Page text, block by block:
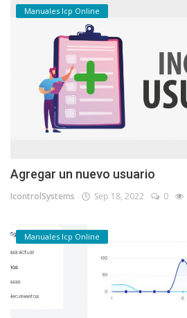
Manuales Icp Online
Agregar un nuevo usuario
IcontrolSystems Sep 18, 2022 0
Manuales Icp Online